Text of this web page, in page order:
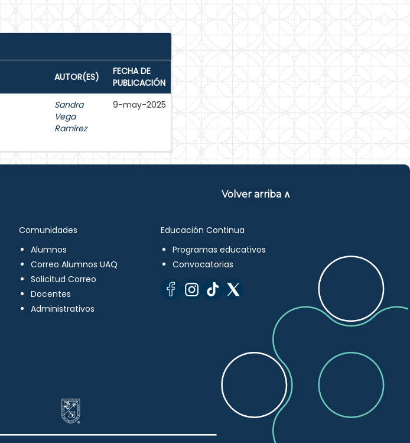
AUTOR(ES)
FECHA DE
PUBLICACIÓN
Sandra
Vega
Ramírez
9-may-2025
Volver arriba ∧
Comunidades
Alumnos
Correo Alumnos UAQ
Solicitud Correo
Docentes
Administrativos
Educación Continua
Programas educativos
Convocatorias